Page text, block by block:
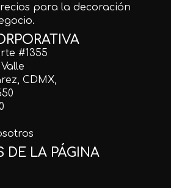
para la decoración
#1355
CDMX,
DE LA PÁGINA